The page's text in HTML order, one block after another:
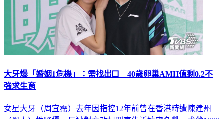
大牙爆「婚姻1危機」：需找出口 40歲卵巢AMH值剩0.2不
強求生育
女星大牙（周宜霈）去年因指控12年前曾在香港時遭陳建州